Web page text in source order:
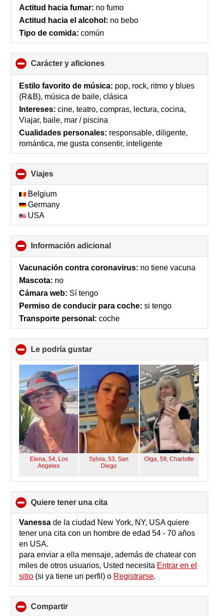
Actitud hacia fumar: no fumo
Actitud hacia el alcohol: no bebo
Tipo de comida: común
Carácter y aficiones
to
collapse
contents
Estilo favorito de música: pop, rock, ritmo y blues
(R&B), música de baile, clásica
Intereses: cine, teatro, compras, lectura, cocina,
Viajar, baile, mar / piscina
Cualidades personales: responsable, diligente,
romántica, me gusta consentir, inteligente
Viajes
to
collapse
contents
Belgium
Germany
USA
Información adicional
to
collapse
Vacunación contra coronavirus: no tiene vacuna
Mascota: no
Cámara web: Sí tengo
Permiso de conducir para coche: si tengo
Transporte personal: coche
Le podría gustar
to
collapse
contents
Elena, 54, Los
Angeles
Sylvia, 53,San
Diego
Olga, 59,Charlotte
quiere tener una cita
to
collapse
contents
Vanessade la ciudad New York, NY, USA quiere
tener una cita con un hombre de edad 54 - 70 años
en USA.
para enviar a ella mensaje, además de chatear con
miles de otros usuarios, Usted necesita Entrar en el
sitio (si ya tiene un perfil) o Registrarse.
Compartir